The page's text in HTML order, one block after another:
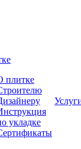
плитке
укладке